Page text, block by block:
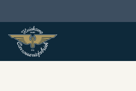
naar
inhoud